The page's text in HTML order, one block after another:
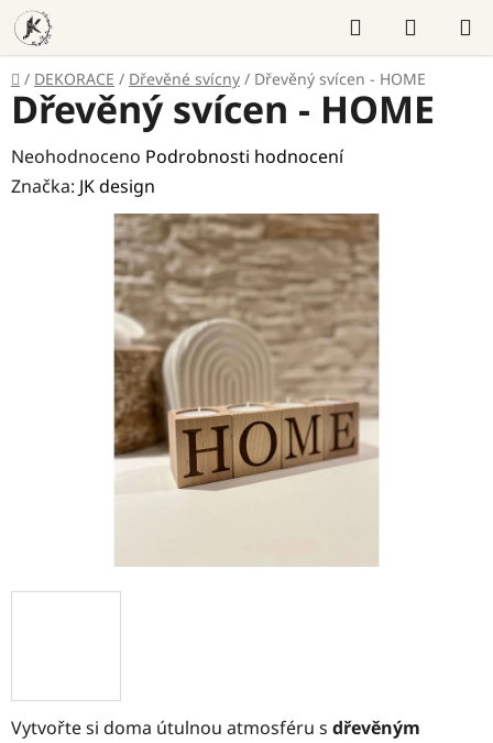
Přejít
na
obsah
Hledat
KOŠÍK
Domů
/ DEKORACE / Dřevěné svícny / Dřevěný svícen - HOME
Vytvořte si doma útulnou atmosféru s dřevěným
Dřevěný svícen - HOME
Průměrné
hodnocení
Neohodnoceno Podrobnosti hodnocení
Značka: JK design